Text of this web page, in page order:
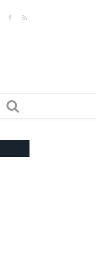
TwitterFacebook
RSS